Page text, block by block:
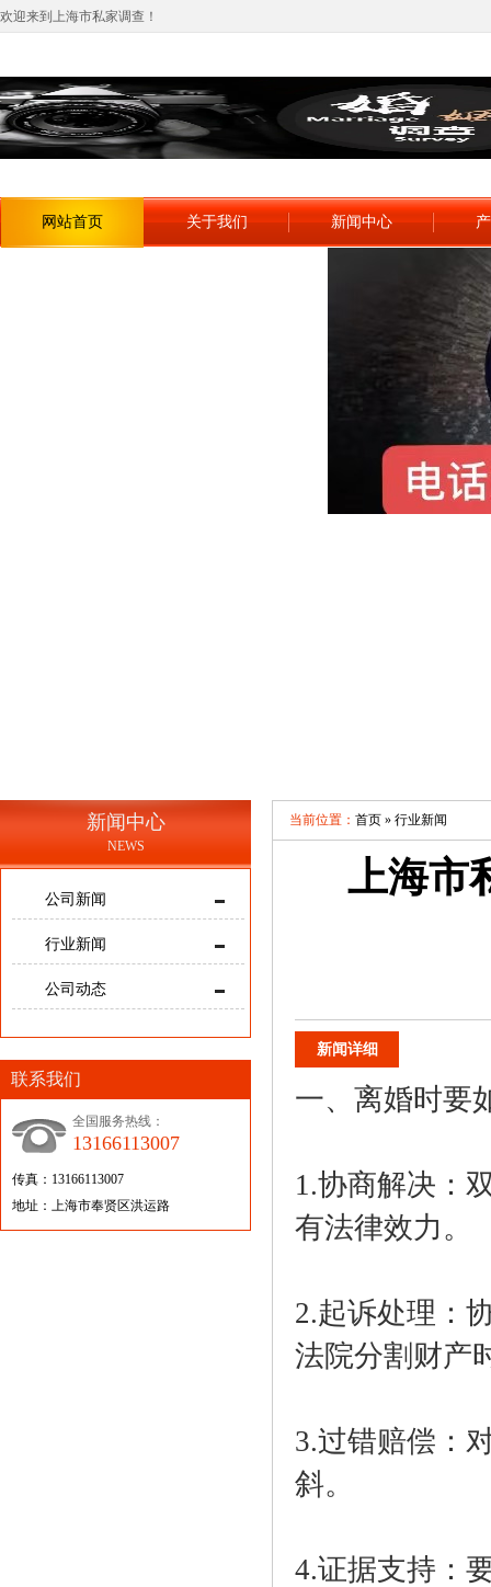
欢迎来到上海市私家调查！
网站首页 关于我们 新闻中心
新闻中心
NEWS
公司新闻
行业新闻
公司动态
联系我们
全国服务热线：
13166113007
传真：13166113007
地址：上海市奉贤区洪运路
当前位置： 首页 » 行业新闻
上海市
新闻详细
一、离婚时要
1.协商解决：
有法律效力。
2.起诉处理：
法院分割财产
3.过错赔偿：
斜。
4.证据支持：